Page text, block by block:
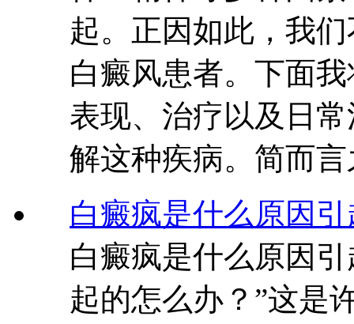
起。正因如此，我
白癜风患者。下面
表现、治疗以及日
解这种疾病。简而
白癜疯是什么原因
白癜疯是什么原因
起的怎么办？”这是